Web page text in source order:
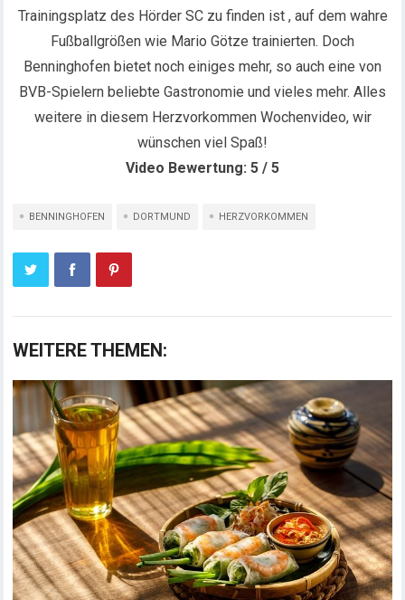
Trainingsplatz des Hörder SC zu finden ist , auf dem wahre
Fußballgrößen wie Mario Götze trainierten. Doch
Benninghofen bietet noch einiges mehr, so auch eine von
BVB-Spielern beliebte Gastronomie und vieles mehr. Alles
weitere in diesem Herzvorkommen Wochenvideo, wir
wünschen viel Spaß!
Video Bewertung: 5 / 5
BENNINGHOFEN DORTMUND HERZVORKOMMEN
WEITERE THEMEN: